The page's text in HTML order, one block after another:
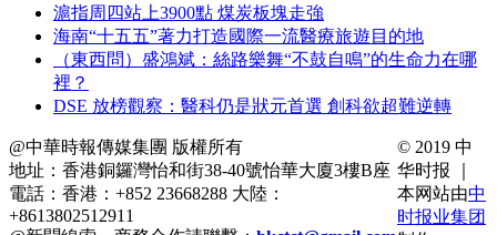
滬指周四站上3900點 煤炭板塊走強
海南“十五五”著力打造國際一流醫療旅遊目的地
（東西問）盛鴻斌：絲路樂舞“不鼓自鳴”的生命力在哪
裡？
DSE 放榜觀察：醫科仍是狀元首選 創科欲超難逆轉
@中華時報傳媒集團 版權所有
地址：香港銅鑼灣怡和街38-40號怡華大廈3樓B座
電話：香港：+852 23668288 大陸：
+8613802512911
© 2019 中
华时报 ｜
本网站由中
时报业集团